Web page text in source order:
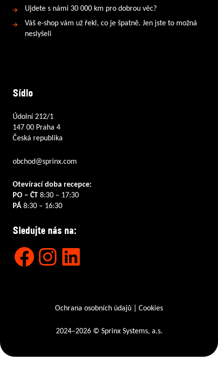
Ujdete s námi 30 000 km pro dobrou věc?
Váš e-shop vám už řekl, co je špatně. Jen jste to možná
neslyšeli
Sídlo
Údolní 212/1
147 00 Praha 4
Česká republika
obchod@sprinx.com
Otevírací doba recepce:
PO – ČT8:30 – 17:30
PÁ8:30 – 16:30
Sledujte nás na:
Facebook
Instagram
LinkedIn
Ochrana osobních údajů Cookies
2024–2026 © Sprinx Systems, a.s.